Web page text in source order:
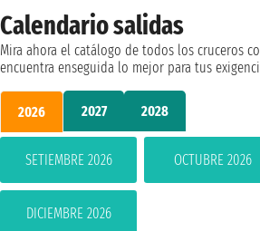
Calendario salidas
Mira ahora el catálogo de todos los cruceros
encuentra enseguida lo mejor para tus
2026 2027 2028
SETIEMBRE 2026 OCTUBRE 2026
DICIEMBRE 2026